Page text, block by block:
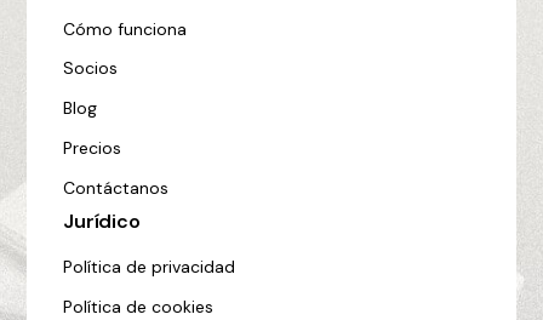
Cómo funciona
Socios
Blog
Precios
Contáctanos
Jurídico
Política de privacidad
Política de cookies